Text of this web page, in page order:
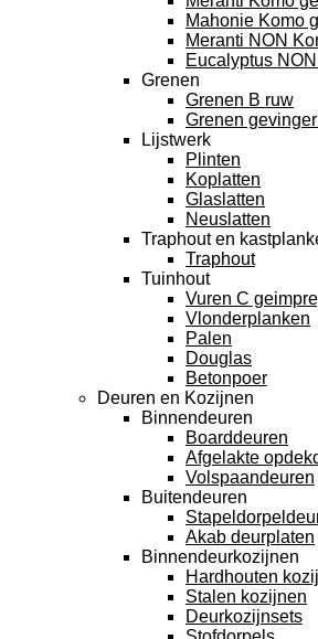
Mahonie Komo
Meranti NON
Eucalyptus
Grenen
Grenen B ruw
Grenen
Lijstwerk
Plinten
Koplatten
Glaslatten
Neuslatten
Traphout en
Traphout
Tuinhout
Vuren C
Vlonderplanken
Palen
Douglas
Betonpoer
Deuren en Kozijnen
Binnendeuren
Boarddeuren
Afgelakte
Volspaandeuren
Buitendeuren
Akab deurplaten
Binnendeurkozijnen
Hardhouten
Stalen kozijnen
Deurkozijnsets